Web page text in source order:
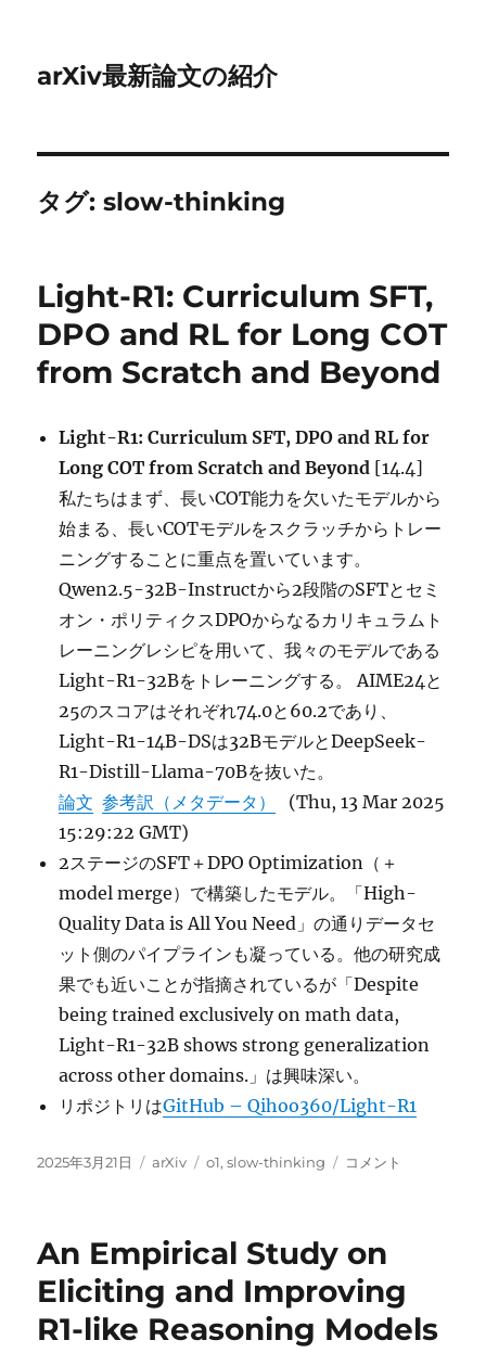
arXiv最新論文の紹介
タグ:slow-thinking
Light-R1: Curriculum SFT,
DPO and RL for Long COT
from Scratch and Beyond
Light-R1: Curriculum SFT, DPO and RL for
Long COT from Scratch and Beyond [14.4]
私たちはまず、長いCOT能力を欠いたモデルから
始まる、長いCOTモデルをスクラッチからトレー
ニングすることに重点を置いています。
Qwen2.5-32B-Instructから2段階のSFTとセミ
オン・ポリティクスDPOからなるカリキュラムト
レーニングレシピを用いて、我々のモデルである
Light-R1-32Bをトレーニングする。 AIME24と
25のスコアはそれぞれ74.0と60.2であり、
Light-R1-14B-DSは32BモデルとDeepSeek-
R1-Distill-Llama-70Bを抜いた。
論文 参考訳（メタデータ）
(Thu, 13 Mar 2025
15:29:22 GMT)
2ステージのSFT＋DPO Optimization（＋
model merge）で構築したモデル。「High-
Quality Data is All You Need」の通りデータセ
ット側のパイプラインも凝っている。他の研究成
果でも近いことが指摘されているが「Despite
being trained exclusively on math data,
Light-R1-32B shows strong generalization
across other domains.」は興味深い。
リポジトリはGitHub – Qihoo360/Light-R1
投
2025年3月21日
カ
ー
arXiv
タ
o1,slow-thinking
Light-
DPO
and
RL
for
Long
コメント
An Empirical Study on
Eliciting and Improving
R1-like Reasoning Models